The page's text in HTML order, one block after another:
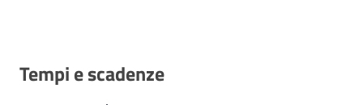
Tempi e scadenze